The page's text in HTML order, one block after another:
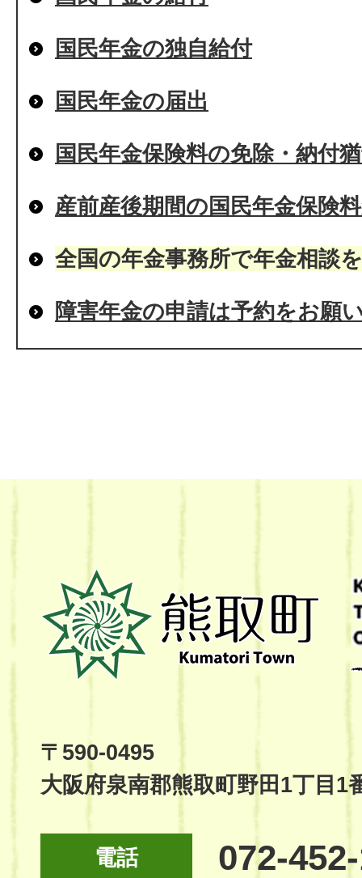
国民年金の独自給付
国民年金の届出
国民年金保険料の免除・納付
産前産後期間の国民年金保険
全国の年金事務所で年金相談
障害年金の申請は予約をお願
熊
取
町
Kumatori
Site
〒590-0495
大阪府泉南郡熊取町野田1丁目1
電話 072-